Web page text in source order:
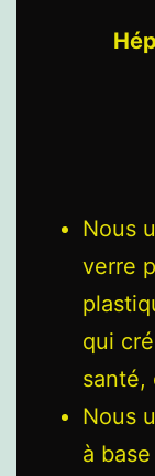
Nous
verre
qui
santé,
Nous
à